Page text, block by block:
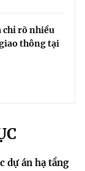
chỉ rõ nhiều
thông tại
dự án hạ tầng